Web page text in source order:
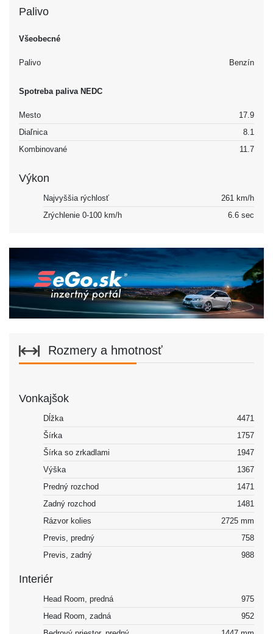
Palivo
Všeobecné
Palivo Benzín
Spotreba paliva NEDC
Mesto
17.9
Diaľnica
8.1
Kombinované
11.7
Výkon
Najvyššia rýchlosť
261 km/h
Zrýchlenie 0-100 km/h
6.6 sec
Rozmery a hmotnosť
Vonkajšok
Dĺžka
4471
Šírka
1757
Šírka so zrkadlami
1947
Výška
1367
Predný rozchod
1471
Zadný rozchod
1481
Rázvor kolies
2725 mm
Previs, predný
758
Previs, zadný
988
Interiér
Head Room, predná
975
Head Room, zadná
952